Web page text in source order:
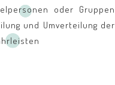
oder Gruppen
und Umverteilung der